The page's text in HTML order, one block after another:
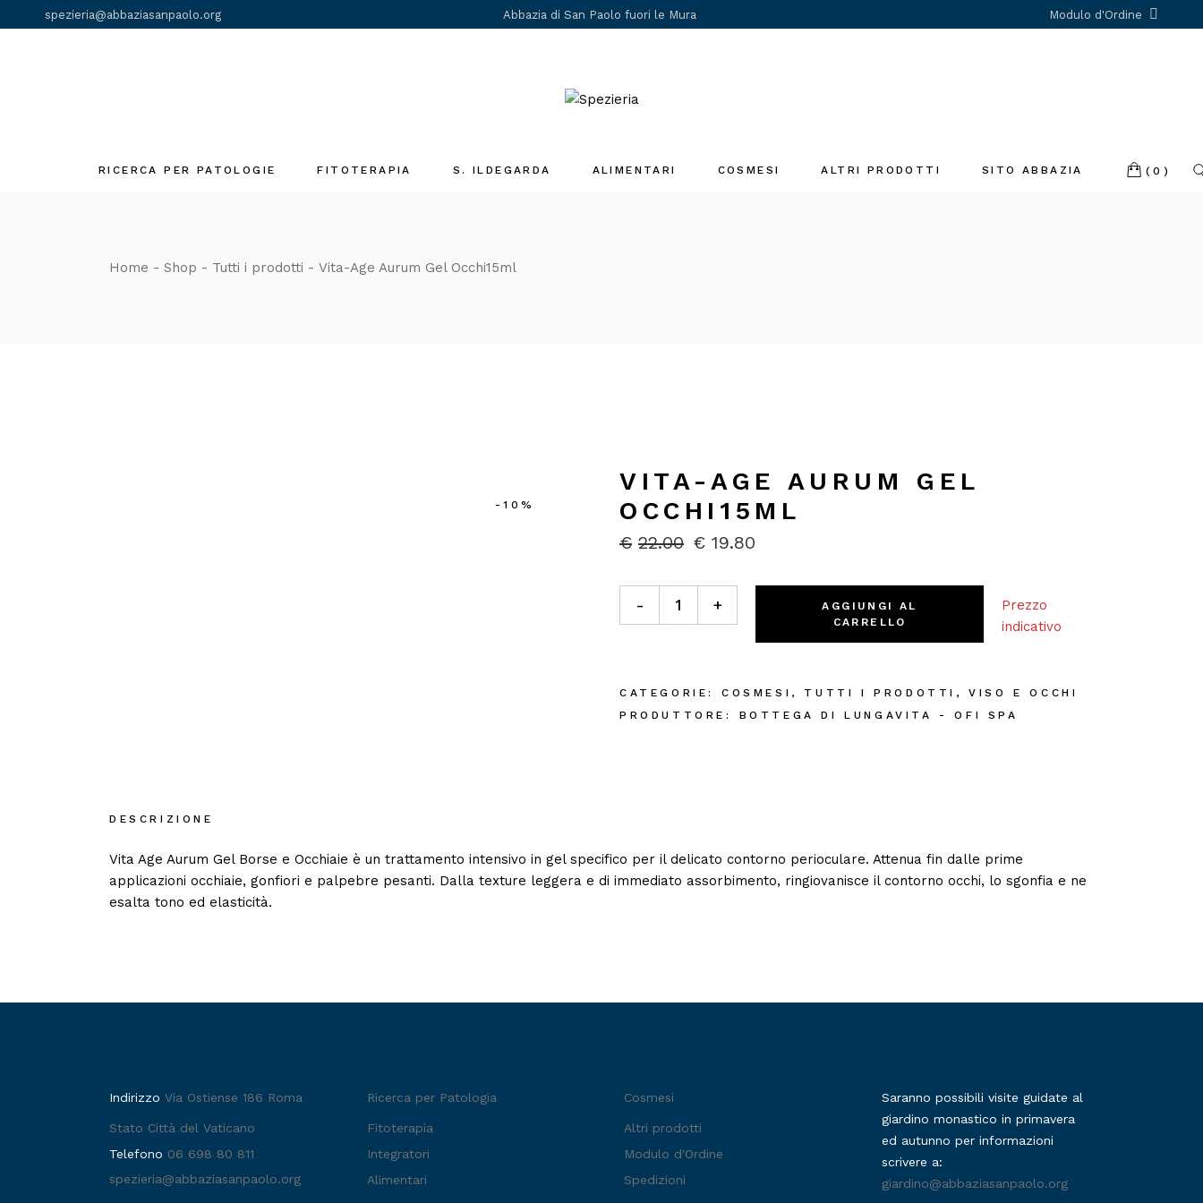
the
spezieria@abbaziasanpaolo.org Abbazia di San Paolo fuori le Mura Modulo d'Ordine
RICERCA PER PATOLOGIE FITOTERAPIA S. ILDEGARDA ALIMENTARI COSMESI ALTRI PRODOTTI SITO ABBAZIA (0)
Home Shop Tutti i prodotti Vita-Age Aurum Gel Occhi15ml
-10%
VITA-AGE AURUM GEL
OCCHI15ML
€ 22.00
IL
ORIGINALE
ERA:
€22.00.
€ 19.80
IL
ATTUALE
€19.80.
Vita-Age Aurum Gel Occhi15ml quantity
- +
AGGIUNGI AL
CARRELLO
Prezzo
indicativo
CATEGORIE: COSMESI , TUTTI I PRODOTTI ,VISO E OCCHI
PRODUTTORE:
BOTTEGA DI LUNGAVITA - OFI SPA
DESCRIZIONE
Vita Age Aurum Gel Borse e Occhiaie è un trattamento intensivo in gel specifico per il delicato contorno perioculare. Attenua fin dalle prime
applicazioni occhiaie, gonfiori e palpebre pesanti. Dalla texture leggera e di immediato assorbimento, ringiovanisce il contorno occhi, lo sgonfia e ne
esalta tono ed elasticità.
Indirizzo Via Ostiense 186 Roma
Stato Città del Vaticano
Telefono 06 698 80 811
spezieria@abbaziasanpaolo.org
Ricerca per Patologia
Fitoterapia
Integratori
Alimentari
Cosmesi
Altri prodotti
Modulo d'Ordine
Spedizioni
Saranno possibili visite guidate al
giardino monastico in primavera
ed autunno per informazioni
scrivere a:
giardino@abbaziasanpaolo.org